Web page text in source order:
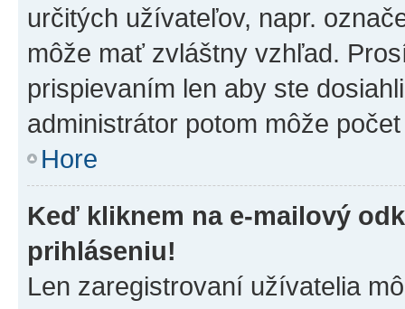
určitých užívateľov, napr.
môže mať zvláštny vzhľad.
prispievaním len aby ste
administrátor potom môže
Hore
Keď kliknem na e-mailový
prihláseniu!
Len zaregistrovaní užívatelia